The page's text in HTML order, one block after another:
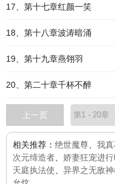
17、第十七章红颜一笑
18、第十八章波涛暗涌
19、第十九章燕翎羽
20、第二十章千杯不醉
上一页
相关推荐： 绝世魔尊 我
次元缔造者
娇妻狂宠进
天庭执法使
异界之无敌